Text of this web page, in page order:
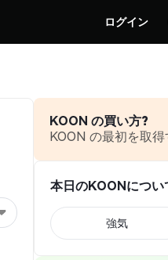
ログイン
KOON の買い方?
KOON の最初を取得
本日のKOONについ
強気